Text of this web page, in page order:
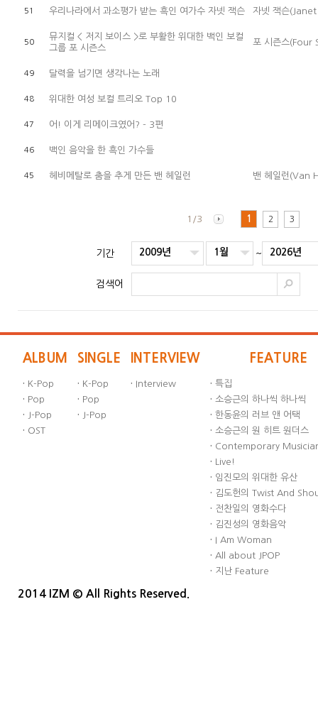
51 우리나라에서 과소평가 받는 흑인 여가수 자넷 잭슨 자넷 잭슨
50
뮤지컬 < 저지 보이스 >로 부활한 위대한 백인 보컬
그룹 포 시즌스
포 시즌스(Four
49 달력을 넘기면 생각나는 노래
48 위대한 여성 보컬 트리오 Top 10
47 어! 이게 리메이크였어? - 3편
46 백인 음악을 한 흑인 가수들
45 헤비메탈로 춤을 추게 만든 밴 헤일런 밴 헤일런(Van
1/3 1 2 3
기간 2009년 1월 ~ 2026년
검색어
ALBUM
· K-Pop
· Pop
· J-Pop
· OST
SINGLE
· K-Pop
· Pop
· J-Pop
INTERVIEW
· Interview
FEATURE
· 특집
· 소승근의 하나씩 하나씩
· 한동윤의 러브 앤 어택
· 소승근의 원 히트 원더스
· Contemporary
· Live!
· 임진모의 위대한 유산
· 김도헌의 Twist And
· 전찬일의 영화수다
· 김진성의 영화음악
· I Am Woman
· All about JPOP
· 지난 Feature
2014 IZM © All Rights Reserved.